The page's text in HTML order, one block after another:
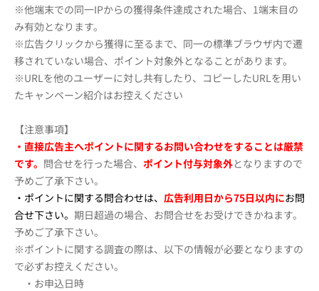
※他端末での同一IPからの獲得条件達成された場合、1端末目の
み有効となります。
※広告クリックから獲得に至るまで、同一の標準ブラウザ内で遷
移されていない場合、ポイント対象外となることがあります。
※URLを他のユーザーに対し共有したり、コピーしたURLを用い
たキャンペーン紹介はお控えください
【注意事項】
・直接広告主へポイントに関するお問い合わせをすることは厳禁
です。 問合せを行った場合、 ポイント付与対象外となりますので
予めご了承下さい。
・ポイントに関する問合わせは、 広告利用日から75日以内にお問
合せ下さい。 期日超過の場合、お問合せをお受けできかねます。
予めご了承下さい。
※ポイントに関する調査の際は、以下の情報が必要となりますの
で必ずお控えください。
・お申込日時